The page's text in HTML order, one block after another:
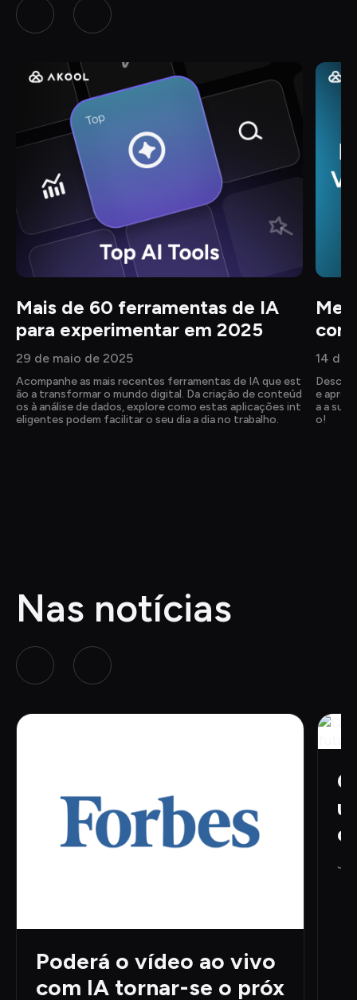
Mais de 60 ferramentas de IA
para experimentar em 2025
29 de maio de 2025
Acompanhe as mais recentes ferramentas de IA que est
ão a transformar o mundo digital. Da criação de conteúd
os à análise de dados, explore como estas aplicações int
eligentes podem facilitar o seu dia a dia no trabalho.
14 de
e
a a sua
o!
Nas notícias
Poderá o vídeo ao vivo
com IA tornar-se o próx
o